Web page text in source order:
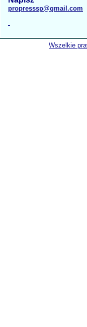
propresssp@gmail.com
Wszelkie